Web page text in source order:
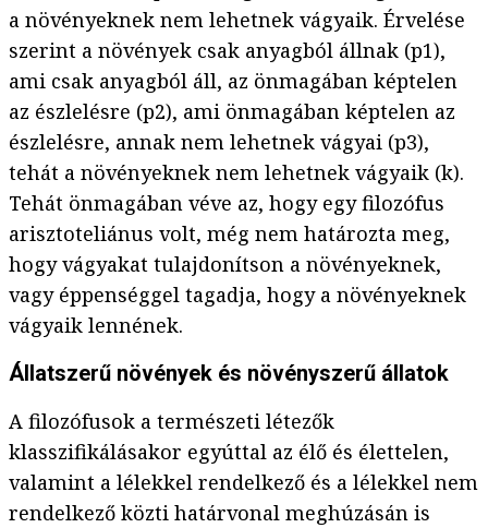
a növényeknek nem lehetnek vágyaik. Érvelése
szerint a növények csak anyagból állnak (p1),
ami csak anyagból áll, az önmagában képtelen
az észlelésre (p2), ami önmagában képtelen az
észlelésre, annak nem lehetnek vágyai (p3),
tehát a növényeknek nem lehetnek vágyaik (k).
Tehát önmagában véve az, hogy egy filozófus
arisztoteliánus volt, még nem határozta meg,
hogy vágyakat tulajdonítson a növényeknek,
vagy éppenséggel tagadja, hogy a növényeknek
vágyaik lennének.
Állatszerű növények és növényszerű állatok
A filozófusok a természeti létezők
klasszifikálásakor egyúttal az élő és élettelen,
valamint a lélekkel rendelkező és a lélekkel nem
rendelkező közti határvonal meghúzásán is